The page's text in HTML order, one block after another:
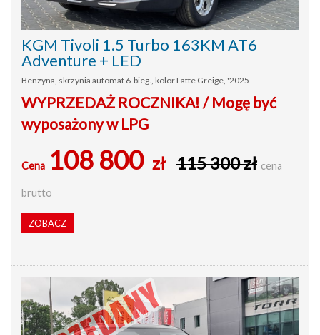
KGM Tivoli 1.5 Turbo 163KM AT6
Adventure + LED
Benzyna, skrzynia automat 6-bieg., kolor Latte Greige, '2025
WYPRZEDAŻ ROCZNIKA! / Mogę być
wyposażony w LPG
Cena 108 800 zł 115 300 zł cena
brutto
ZOBACZ